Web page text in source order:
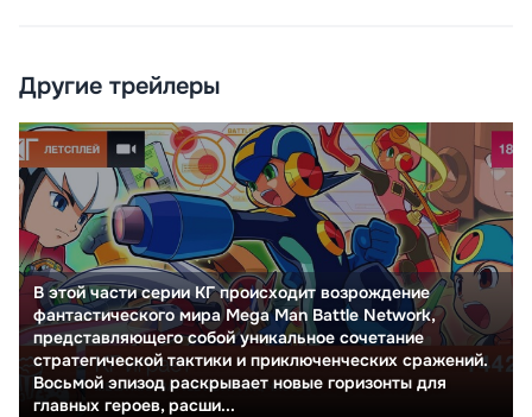
Другие трейлеры
В этой части серии KГ происходит возрождение
фантастического мира Mega Man Battle Network,
представляющего собой уникальное сочетание
стратегической тактики и приключенческих сражений.
Восьмой эпизод раскрывает новые горизонты для
главных героев, расши...